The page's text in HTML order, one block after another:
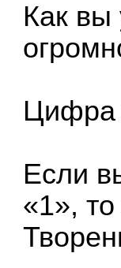
Как вы
Цифра
Если
«1»,